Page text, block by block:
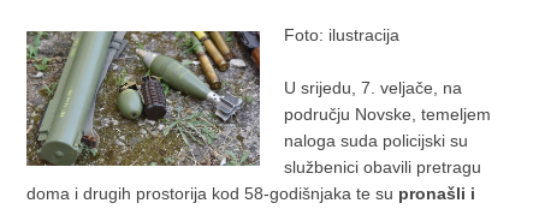
Foto: ilustracija
U srijedu, 7. veljače, na
području Novske, temeljem
naloga suda policijski su
službenici obavili pretragu
doma i drugih prostorija kod 58-godišnjaka te su pronašli i